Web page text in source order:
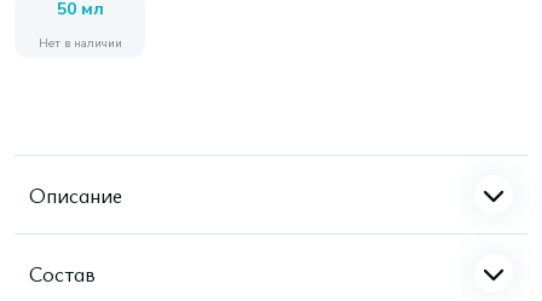
50 мл
Нет в наличии
Описание
Состав